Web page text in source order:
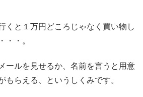
くと１万円どころじゃなく買い物し
・・。
ールを見せるか、名前を言うと用意
もらえる、というしくみです。